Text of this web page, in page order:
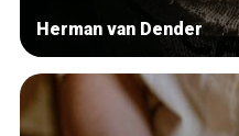
Herman van Dender